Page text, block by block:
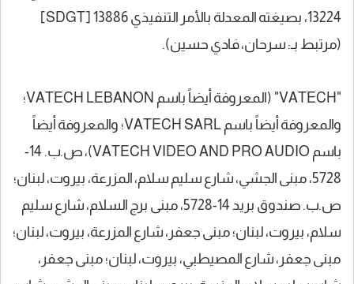
13224، بصيغته المعدلة بالأمر التنفيذي 13886 [SDGT]
(مرتبط بـ: سرحان، فادي حسين).
"VATECH" (المعروفة أيضاً باسم VATECH LEBANON؛
والمعروفة أيضاً باسم VATECH SARL؛ والمعروفة أيضاً
باسم VATECH VIDEO AND PRO AUDIO)، ص.ب. 14-
5728، مبنى الجشي، شارع سليم سلام، المزرعة، بيروت، لبنان؛
ص.ب. صندوق بريد 14-5728، مبنى برج السلام، شارع سليم
سلام، بيروت، لبنان؛ مبنى جعفر، شارع المزرعة، بيروت، لبنان؛
مبنى جعفر، شارع المصيطبي، بيروت، لبنان؛ مبنى جعفر،